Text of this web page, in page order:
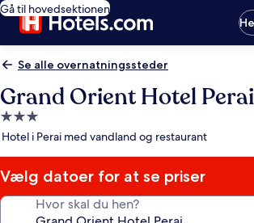
Gå til hovedsektionen
Se alle overnatningssteder
Grand Orient Hotel Perai
3.0-
stjernet
Hotel i Perai med vandland og restaurant
Vælg datoer for at se priser
Hvor skal du hen?